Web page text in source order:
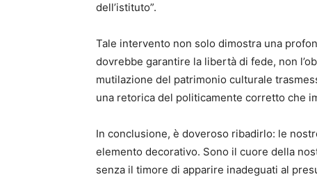
dell’istituto”.
Tale intervento non solo dimostra una
dovrebbe garantire la libertà di fede, non
mutilazione del patrimonio culturale
una retorica del politicamente corretto che
In conclusione, è doveroso ribadirlo: le
elemento decorativo. Sono il cuore della
senza il timore di apparire inadeguati al